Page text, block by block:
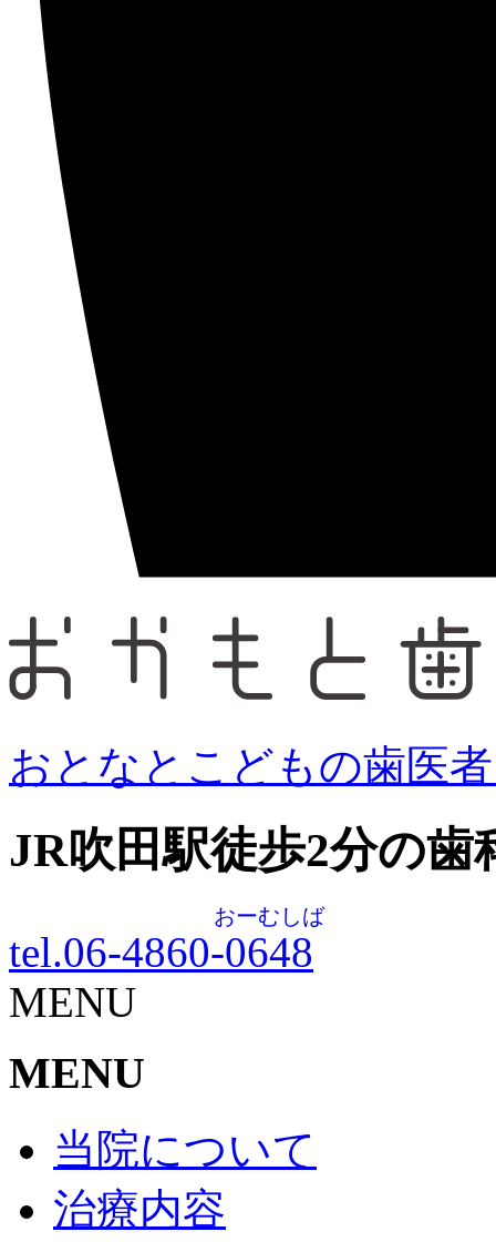
おとなとこどもの歯医
JR吹田駅徒歩2分の歯
tel.06-4860-0648
おーむしば
MENU
MENU
当院について
治療内容